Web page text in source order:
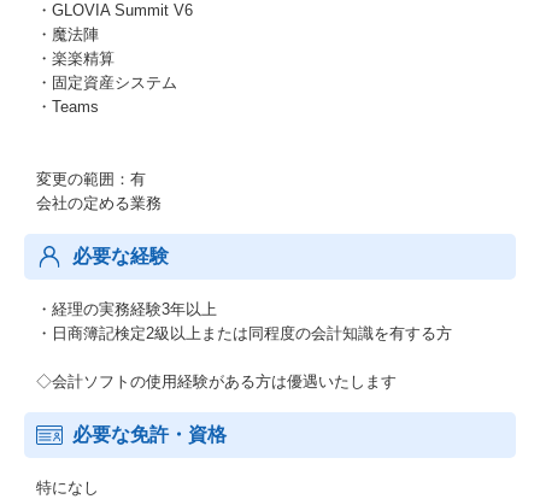
・GLOVIA Summit V6
・魔法陣
・楽楽精算
・固定資産システム
・Teams
変更の範囲：有
会社の定める業務
必要な経験
・経理の実務経験3年以上
・日商簿記検定2級以上または同程度の会計知識を有する方
◇会計ソフトの使用経験がある方は優遇いたします
必要な免許・資格
特になし